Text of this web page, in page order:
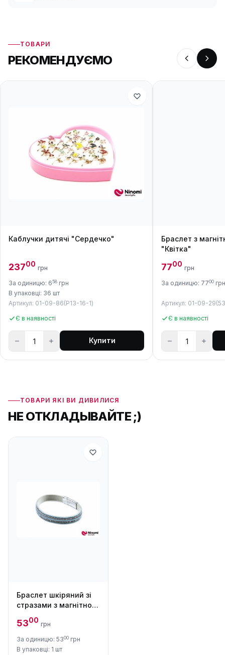
ТОВАРИ
РЕКОМЕНДУЄМО
Каблучки дитячі "Сердечко"
23700 грн
За одиницю: 658 грн
В упаковці: 36 шт
Артикул: 01-09-86(P13-16-1)
Є в наявності
Купити
Браслет з
"Квітка"
7700 грн
За одиницю: 7700 грн
Артикул: 01-09-
Є в наявності
ТОВАРИ ЯКІ ВИ ДИВИЛИСЯ
НЕ ОТКЛАДЫВАЙТЕ ;)
Браслет шкіряний зі
стразами з магнітною
5300 грн
За одиницю: 5300 грн
В упаковці: 1 шт